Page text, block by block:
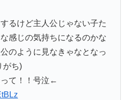
るけど主人公じゃない子た
感じの気持ちになるのかな
のように見なきゃなとなっ
がち)
て！！号泣←